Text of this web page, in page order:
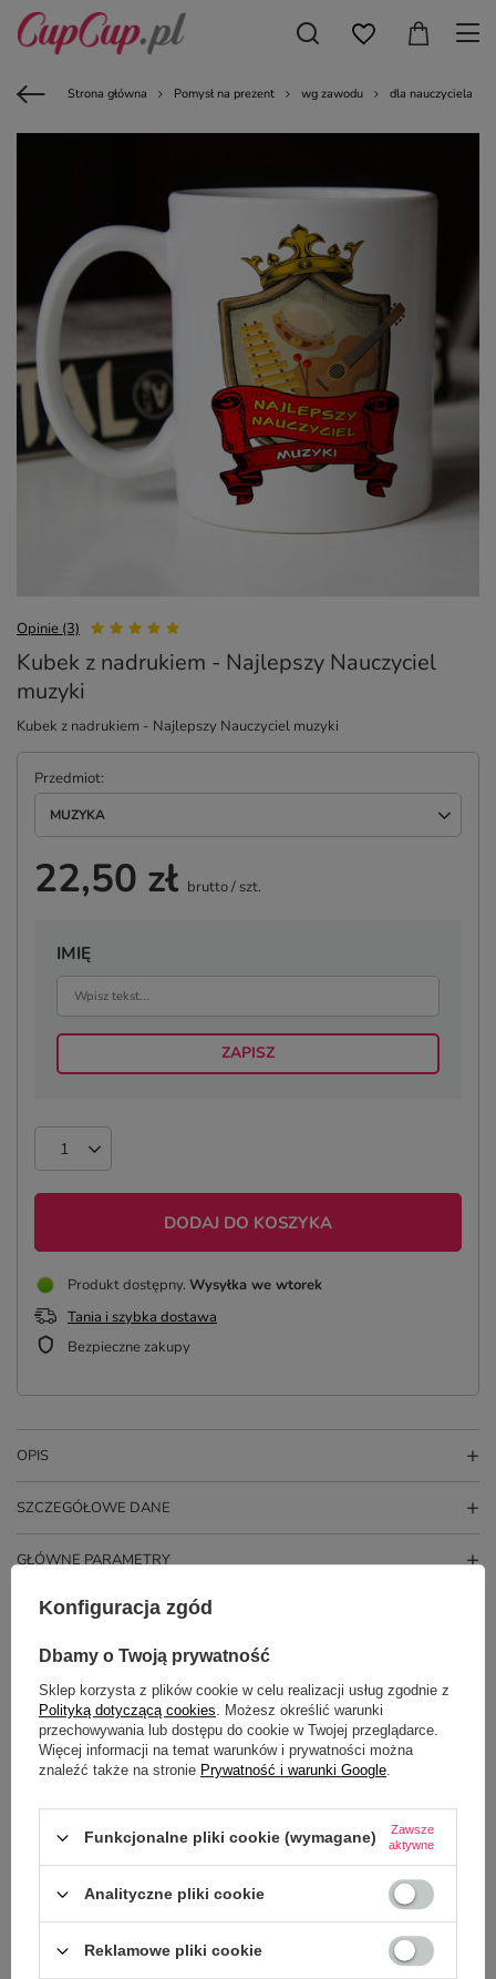
Strona główna Pomysł na prezent wg zawodu dla nauczyciela
Opinie (3)
Kubek z nadrukiem - Najlepszy Nauczyciel
muzyki
Kubek z nadrukiem - Najlepszy Nauczyciel muzyki
Przedmiot
MUZYKA
22,50 zł brutto/ szt.
IMIĘ
ZAPISZ
DODAJ DO KOSZYKA
Produkt dostępny Wysyłka we wtorek
Tania i szybka dostawa
Bezpieczne zakupy
OPIS
SZCZEGÓŁOWE DANE
GŁÓWNE PARAMETRY
OPINIE (3)
PYTANIA INNYCH KLIENTÓW
Czy nadruk jest odporny na mycie w zmywarce?
Potrzebujesz pomocy? Masz pytania?
Konfiguracja zgód
Dbamy o Twoją prywatność
Sklep korzysta z plików cookie w celu realizacji usług zgodnie z
Polityką dotyczącą cookies. Możesz określić warunki
przechowywania lub dostępu do cookie w Twojej przeglądarce.
Więcej informacji na temat warunków i prywatności można
znaleźć także na stronie Prywatność i warunki Google.
Funkcjonalne pliki cookie (wymagane)
Zawsze
aktywne
Analityczne pliki cookie
Reklamowe pliki cookie